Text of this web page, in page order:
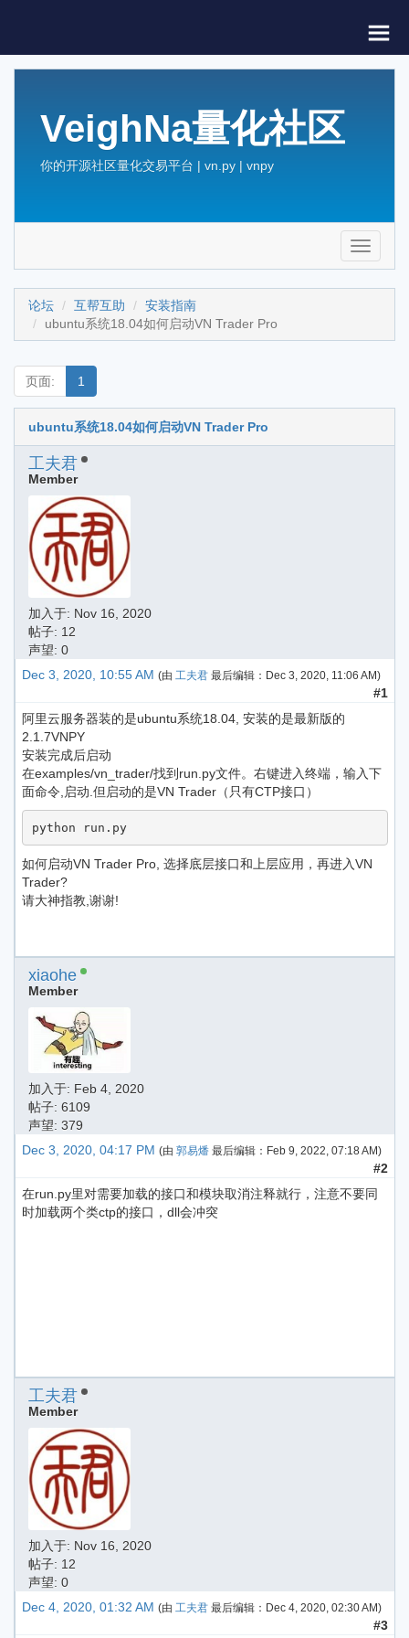
VeighNa量化社区
你的开源社区量化交易平台 | vn.py | vnpy
Toggle
论坛 互帮互助
安装指南
ubuntu系统18.04如何启动VN Trader Pro
页面: 1
ubuntu系统18.04如何启动VN Trader Pro
工夫君
Member
加入于: Nov 16, 2020
帖子: 12
声望: 0
Dec 3, 2020, 10:55 AM (由 工夫君 最后编辑： Dec 3, 2020, 11:06 AM)
#1
阿里云服务器装的是ubuntu系统18.04, 安装的是最新版的
2.1.7VNPY
安装完成后启动
在examples/vn_trader/找到run.py文件。右键进入终端，输入下
面命令,启动.但启动的是VN Trader（只有CTP接口）
python run.py
如何启动VN Trader Pro, 选择底层接口和上层应用，再进入VN
Trader?
请大神指教,谢谢!
xiaohe
Member
加入于: Feb 4, 2020
帖子: 6109
声望: 379
Dec 3, 2020, 04:17 PM (由 郭易燔 最后编辑： Feb 9, 2022, 07:18 AM)
#2
在run.py里对需要加载的接口和模块取消注释就行，注意不要同
时加载两个类ctp的接口，dll会冲突
工夫君
Member
加入于: Nov 16, 2020
帖子: 12
声望: 0
Dec 4, 2020, 01:32 AM (由 工夫君 最后编辑： Dec 4, 2020, 02:30 AM)
#3